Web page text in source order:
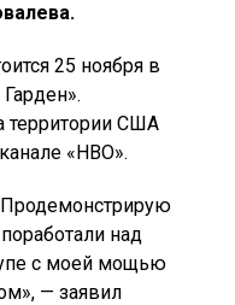
25 ноября в
территории США
«HBO».
над
с моей мощью
— заявил